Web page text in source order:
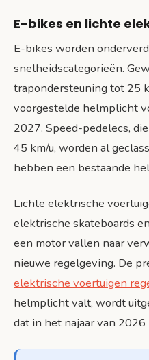
E-bikes en lichte
E-bikes worden
snelheidscategorieën.
trapondersteuning tot 25
voorgestelde helmplicht
2027. Speed-pedelecs,
45 km/u, worden al
hebben een bestaande
Lichte elektrische
elektrische skateboards
een motor vallen naar
nieuwe regelgeving. De
elektrische voertuigen
helmplicht valt, wordt
dat in het najaar van 2026